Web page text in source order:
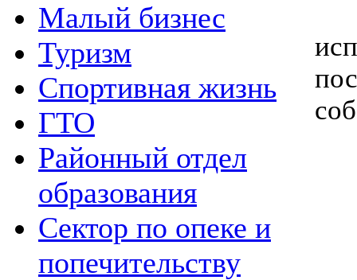
Малый бизнес
Туризм
Спортивная жизнь
ГТО
Районный отдел
образования
Сектор по опеке и
попечительству